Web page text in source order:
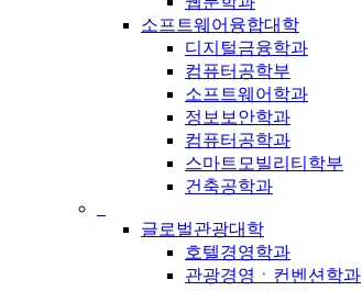
소프트웨어융합대학
디지털금융학과
컴퓨터공학부
소프트웨어학과
정보보안학과
컴퓨터공학과
스마트모빌리티학부
건축공학과
글로벌관광대학
호텔경영학과
관광경영ㆍ컨벤션학과